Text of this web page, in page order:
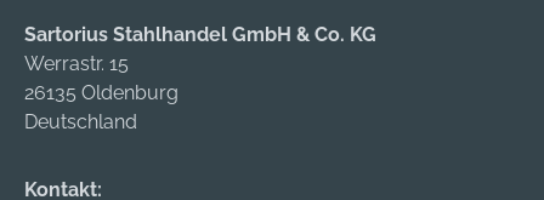
Sartorius Stahlhandel GmbH & Co. KG
Werrastr. 15
26135 Oldenburg
Deutschland
Kontakt: